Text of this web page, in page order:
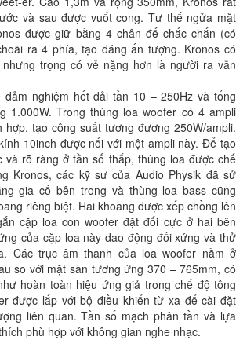
và sau được vuốt cong. Tư thế ngửa mặt
được giữ bằng 4 chân đế chắc chắn (có
ra 4 phía, tạo dáng ấn tượng. Kronos có
trọng có vẻ nặng hơn là người ra vẫn
đảm nghiệm hết dải tần 10 – 250Hz và tổng
1.000W. Trong thùng loa woofer có 4 ampli
hợp, tạo công suất tương đương 250W/ampli.
10inch được nối với một ampli này. Để tạo
và rõ ràng ở tần số thấp, thùng loa được chế
Kronos, các kỹ sư của Audio Physik đã sử
gia cố bên trong và thùng loa bass cũng
riêng biệt. Hai khoang được xếp chồng lên
cặp loa con woofer đặt đối cực ở hai bên
của cặp loa này dao động đối xứng và thử
Các trục âm thanh của loa woofer nằm ở
so với mặt sàn tương ứng 370 – 765mm, có
hoàn toàn hiệu ứng giả trong chế độ tông
được lắp với bộ điều khiển từ xa để cài đặt
liên quan. Tần số mạch phân tần và lựa
phù hợp với không gian nghe nhạc.